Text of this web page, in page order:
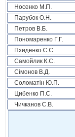
Носенко М.П.
Парубок О.Н.
Петров В.Б.
Пономаренко Г.Г.
Пхиденко С.С.
Самойлик К.С.
Сімонов В.Д.
Соломатін Ю.П.
Цибенко П.С.
Чичканов С.В.